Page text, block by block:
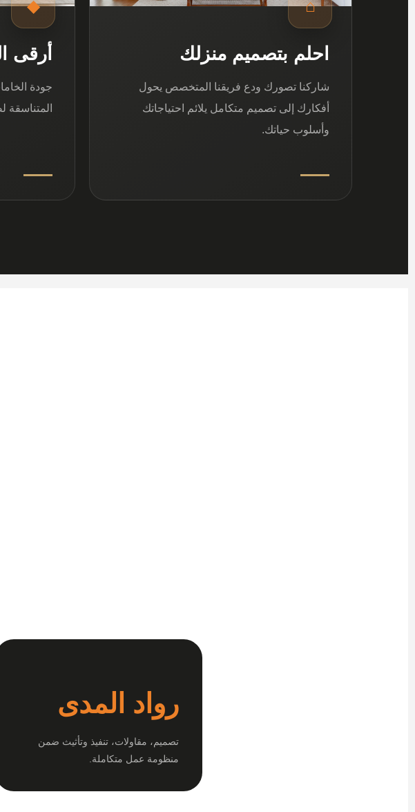
⌂
احلم بتصميم منزلك
شاركنا تصورك ودع فريقنا المتخصص يحول
أفكارك إلى تصميم متكامل يلائم احتياجاتك
وأسلوب حياتك.
◆
أرقى
جودة
رواد المدى
تصميم، مقاولات، تنفيذ وتأثيث ضمن
منظومة عمل متكاملة.